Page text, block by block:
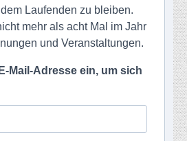
Laufenden zu bleiben.
mehr als acht Mal im Jahr
und Veranstaltungen.
Mail-Adresse ein, um sich